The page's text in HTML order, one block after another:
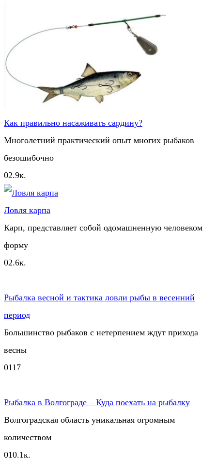
Как правильно насаживать сардину?
Многолетний практический опыт многих рыбаков
безошибочно
02.9к.
Ловля карпа
Карп, представляет собой одомашненную человеком
форму
02.6к.
Рыбалка весной и тактика ловли рыбы в весенний
период
Большинство рыбаков с нетерпением ждут прихода
весны
0117
Рыбалка в Волгограде – Куда поехать на рыбалку
Волгоградская область уникальная огромным
количеством
010.1к.